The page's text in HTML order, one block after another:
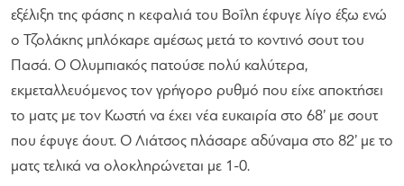
εξέλιξη της φάσης η κεφαλιά του Βοΐλη έφυγε λίγο έξω ενώ
ο Τζολάκης μπλόκαρε αμέσως μετά το κοντινό σουτ του
Πασά. Ο Ολυμπιακός πατούσε πολύ καλύτερα,
εκμεταλλευόμενος τον γρήγορο ρυθμό που είχε αποκτήσει
το ματς με τον Κωστή να έχει νέα ευκαιρία στο 68’ με σουτ
που έφυγε άουτ. Ο Λιάτσος πλάσαρε αδύναμα στο 82’ με το
ματς τελικά να ολοκληρώνεται με 1-0.